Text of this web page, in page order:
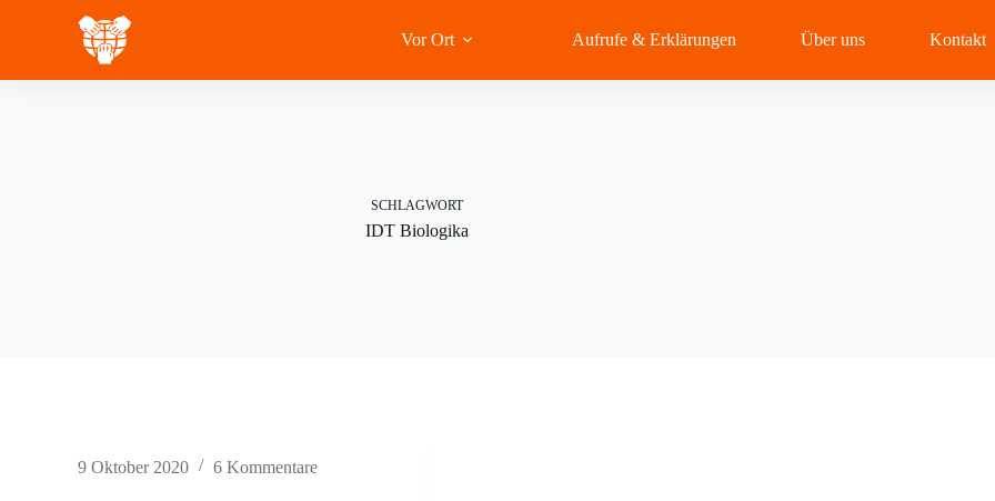
Vor Ort Aufrufe & Erklärungen Über uns Kontakt
SCHLAGWORT
IDT Biologika
9 Oktober 2020 6 Kommentare